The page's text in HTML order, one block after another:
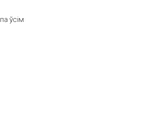
ўсім